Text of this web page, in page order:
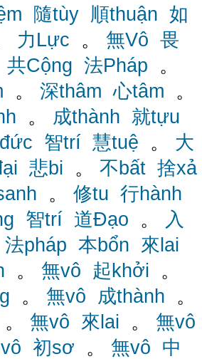
隨tùy 順thuận 如
力Lực 。 無Vô 畏
共Cộng 法Pháp 。
。 深thâm 心tâm 。
。 成thành 就tựu
智trí 慧tuệ 。 大
悲bi 。 不bất 捨xả
。 修tu 行hành
智trí 道Đạo 。
入
法pháp 本bổn 來lai
。 無vô 起khởi 。
。 無vô 成thành 。
。 無vô 來lai 。 無vô
初sơ 。 無vô 中